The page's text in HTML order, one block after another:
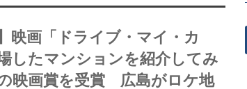
映画「ドライブ・マイ・カ
したマンションを紹介してみ
映画賞を受賞 広島がロケ地